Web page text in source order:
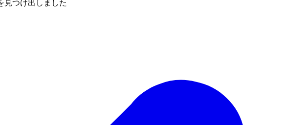
見つけ出しました